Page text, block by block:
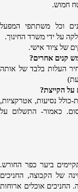
וכל משתתפי המפעל
על ידי משרד החינוך.
של ציוד אישי.
קנים אחרים?
העלות בלבד של אותה
הקייצת?
כולל נסיעות, אטרקציות,
כאמור- התשלום על
ביער כפר החורש.
של הקבוצה, החניכים
החניכים אוכלים ארוחות